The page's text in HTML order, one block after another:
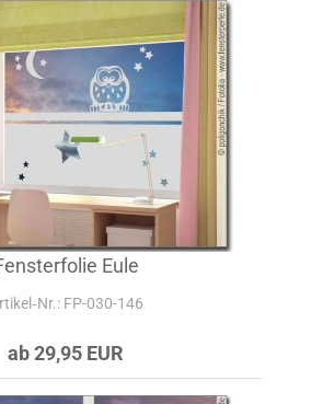
Eule
FP-030-146
ab 29,95 EUR